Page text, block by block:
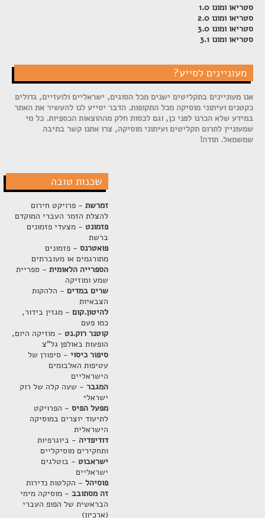
סטריאו ומונו 1.0
סטריאו ומונו 2.0
סטריאו ומונו 3.0
סטריאו ומונו 3.1
מעוניינים לסייע?
אנו מעוניינים בתקליטים ישנים מכל הסוגים, ישראליים ולועזיים, גדולים
כקטנים ועיתוני מוסיקה מכל התקופות. הדבר יסייע לנו להעשיר את האתר
במידע שלא הכרנו לפני כן, וגם לכסות חלק מההוצאות הכספיות. כל מי
שמעוניין לתרום תקליטים ועיתוני מוסיקה, צרו אתנו קשר בתיבה
שמשמאל. תודה!
שכנות טובה
זמרשת- פרויקט חירום
להצלת הזמר העברי המוקדם
פזמונט - מצעדי פזמונים
ברשת
פואטרנס- פזמונים
מתורגמים או מעוברתים
הספרייה הלאומית- ספריית
שמע ומוזיקה
שרים במדים- הלהקות
הצבאיות
להיטון.קום- מגזין בידור,
כמו פעם
קוטנר רוק.נט - מוזיקה היום,
הופעות באולפן גל"צ
סיפור כיסוי- סיפורן של
עטיפות האלבומים
הישראליים
המגבר- שעה קלה של רוק
ישראלי
מפעל הפיס- הפרויקט
לתיעוד יוצרים במוסיקה
הישראלית
דודיפדיה - ביוגרפיות
ותחקירים מוסיקליים
ישראבוט - בוטלגים
ישראליים
פוסיהל- הקלטות נדירות
זה מסתובב- מוסיקה מימי
הבראשית של הפופ העברי
(ארכיון)